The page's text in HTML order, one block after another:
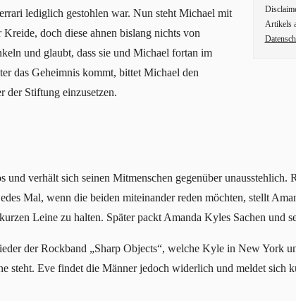
Artikels
lediglich gestohlen war. Nun steht Michael mit
doch diese ahnen bislang nichts von
und glaubt, dass sie und Michael fortan im
das Geheimnis kommt, bittet Michael den
der Stiftung einzusetzen.
verhält sich seinen Mitmenschen gegenüber unausstehlich.
Mal, wenn die beiden miteinander reden möchten, stellt
Leine zu halten. Später packt Amanda Kyles Sachen und
der Rockband „Sharp Objects“, welche Kyle in New York
steht. Eve findet die Männer jedoch widerlich und meldet sich